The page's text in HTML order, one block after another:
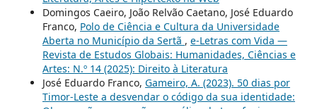
Domingos Caeiro, João Relvão Caetano, José Eduardo
Franco, Polo de Ciência e Cultura da Universidade
Aberta no Município da Sertã , e-Letras com Vida —
Revista de Estudos Globais: Humanidades, Ciências e
Artes: N.º 14 (2025): Direito à Literatura
José Eduardo Franco, Gameiro, A. (2023). 50 dias por
Timor-Leste a desvendar o código da sua identidade: